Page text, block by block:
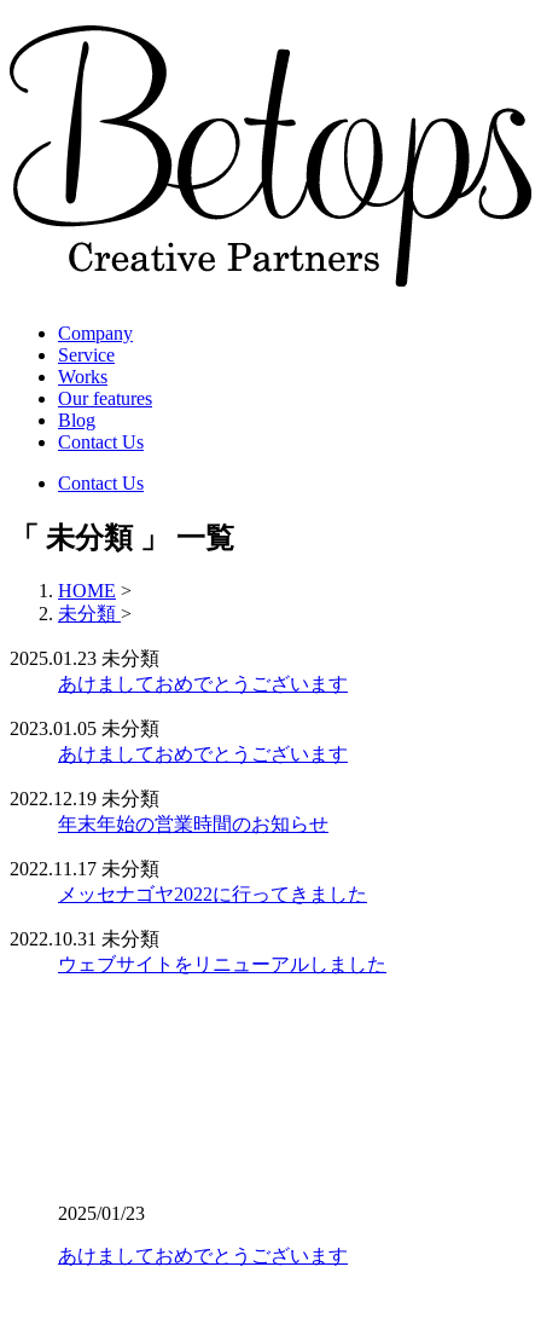
Company
Service
Works
Our features
Blog
Contact Us
Contact Us
「 未分類 」 一覧
HOME >
未分類 >
2025.01.23 未分類
あけましておめでとうございます
2023.01.05 未分類
あけましておめでとうございます
2022.12.19 未分類
年末年始の営業時間のお知らせ
2022.11.17 未分類
メッセナゴヤ2022に行ってきました
2022.10.31 未分類
ウェブサイトをリニューアルしました
2025/01/23
あけましておめでとうございます